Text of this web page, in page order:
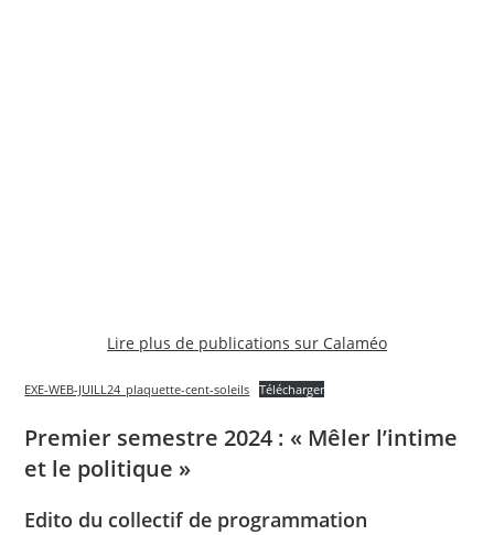
Lire plus de publications sur Calaméo
EXE-WEB-JUILL24_plaquette-cent-soleils Télécharger
Premier semestre 2024 : « Mêler l’intime
et le politique »
Edito du collectif de programmation